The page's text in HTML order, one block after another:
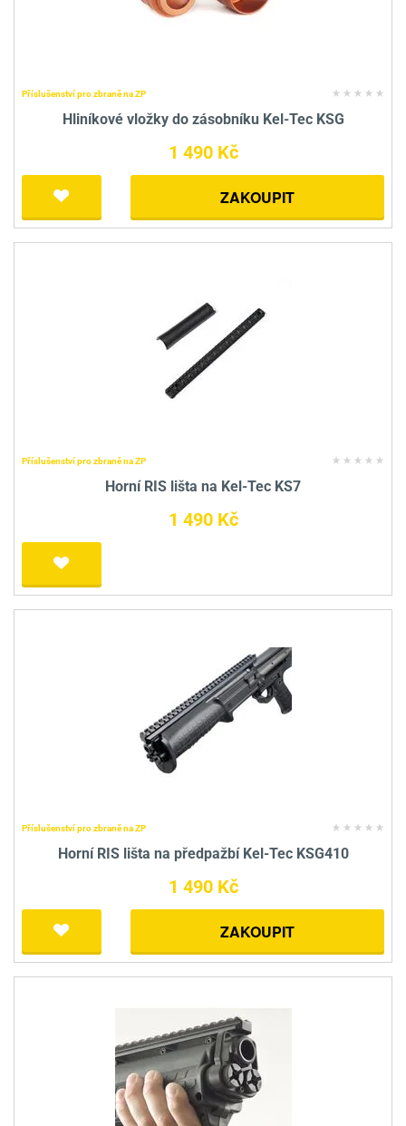
Příslušenství pro zbraně na ZP
Hliníkové vložky do zásobníku Kel-Tec KSG
1 490 Kč
ZAKOUPIT
Příslušenství pro zbraně na ZP
Horní RIS lišta na Kel-Tec KS7
1 490 Kč
Příslušenství pro zbraně na ZP
Horní RIS lišta na předpažbí Kel-Tec KSG410
1 490 Kč
ZAKOUPIT